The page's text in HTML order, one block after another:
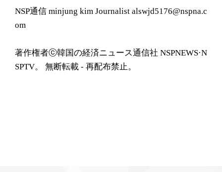
NSP通信 minjung kim Journalist alswjd5176@nspna.c
om
著作権者ⓒ韓国の経済ニュース通信社 NSPNEWS·N
SPTV。 無断転載 - 再配布禁止。